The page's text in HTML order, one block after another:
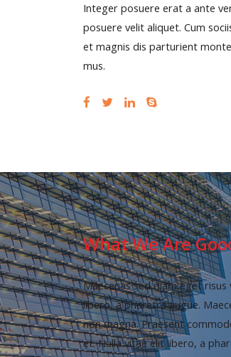
Integer posuere erat a ante
posuere velit aliquet. Cum
et magnis dis parturient
mus.
What We Are
Maecenas sed diam eget
libero, a pharetra augue.
non magna. Praesent
et. Nulla vitae elit libero, a